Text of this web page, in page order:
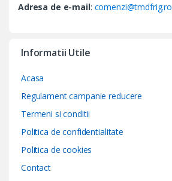
Adresa de e-mail: comenzi@tmdfrig.ro
Informatii Utile
Acasa
Regulament campanie reducere
Termeni si conditii
Politica de confidentialitate
Politica de cookies
Contact